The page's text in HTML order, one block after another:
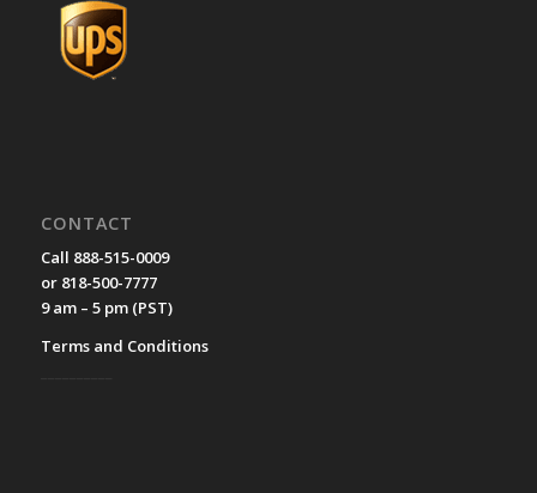
CONTACT
Call 888-515-0009
or 818-500-7777
9 am – 5 pm (PST)
Terms and Conditions